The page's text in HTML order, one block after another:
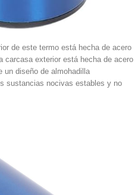
de este termo está hecha de acero
carcasa exterior está hecha de acero
un diseño de almohadilla
sustancias nocivas estables y no